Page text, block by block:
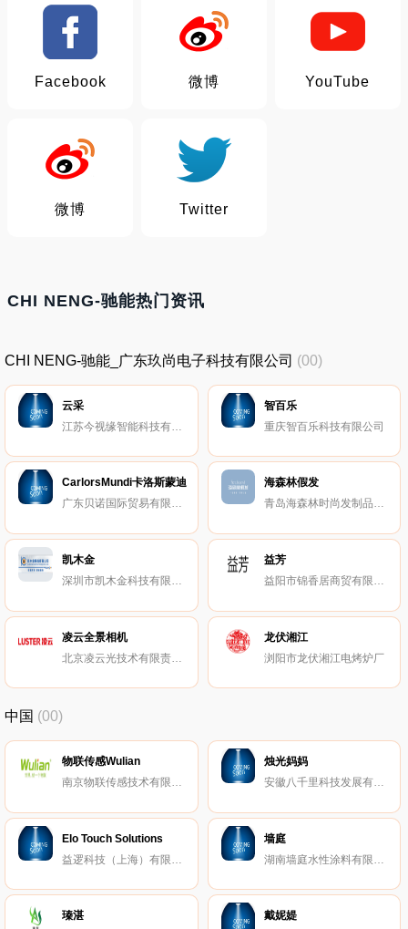
Facebook 微博 YouTube
微博 Twitter
CHI NENG-驰能热门资讯
CHI NENG-驰能_广东玖尚电子科技有限公司 (00)
云采
江苏今视缘智能科技有限公司
智百乐
重庆智百乐科技有限公司
CarlorsMundi卡洛斯蒙迪
广东贝诺国际贸易有限公司
海森林假发
青岛海森林时尚发制品有限公司
凯木金
深圳市凯木金科技有限公司
益芳
益阳市锦香居商贸有限公司
凌云全景相机
北京凌云光技术有限责任公司
龙伏湘江
浏阳市龙伏湘江电烤炉厂
中国 (00)
物联传感Wulian
南京物联传感技术有限公司
烛光妈妈
安徽八千里科技发展有限公司
Elo Touch Solutions
墙庭
瑧湛
戴妮媞